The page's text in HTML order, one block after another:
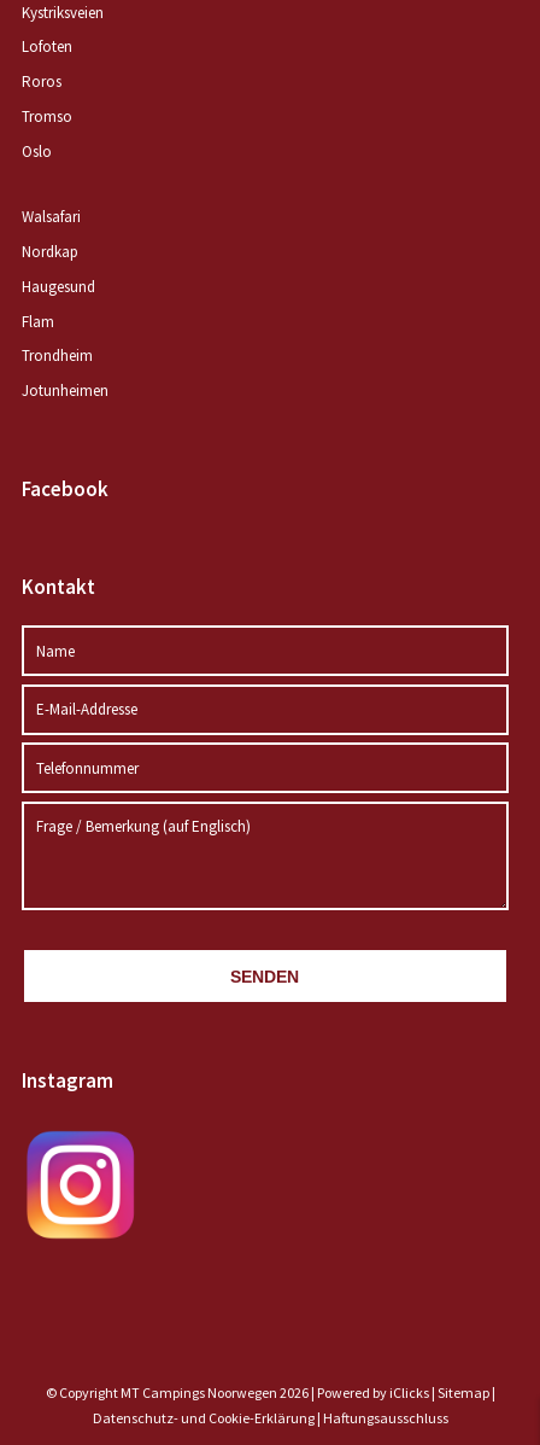
Kystriksveien
Lofoten
Roros
Tromso
Oslo
Walsafari
Nordkap
Haugesund
Flam
Trondheim
Jotunheimen
Facebook
Kontakt
SENDEN
Instagram
© Copyright MT Campings Noorwegen 2026 | Powered by iClicks| Sitemap|
Datenschutz- und Cookie-Erklärung | Haftungsausschluss